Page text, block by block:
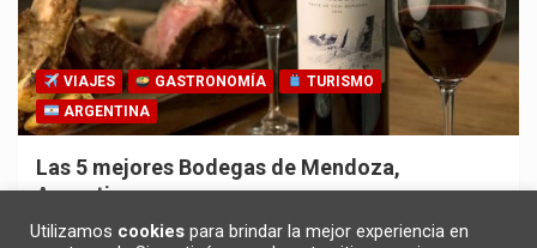
VIAJES GASTRONOMÍA
TURISMO
ARGENTINA
Las 5 mejores Bodegas de Mendoza,
Argentina
30/10/2025 Redacción
Utilizamos cookies para brindar la mejor experiencia en